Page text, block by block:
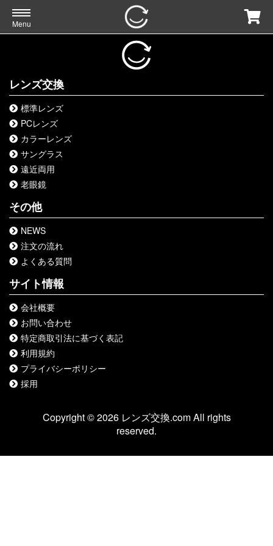
Menu
レンズ交換
標準レンズ
PCレンズ
カラーレンズ
サングラス
遠近両用
老眼鏡
その他
NEWS
注文の流れ
よくある質問
サイト情報
会社概要
お問い合わせ
特定商取引法に基づく表記
利用規約
プライバシーポリシー
採用
Copyright © 2026 レンズ交換.com All rights
reserved.